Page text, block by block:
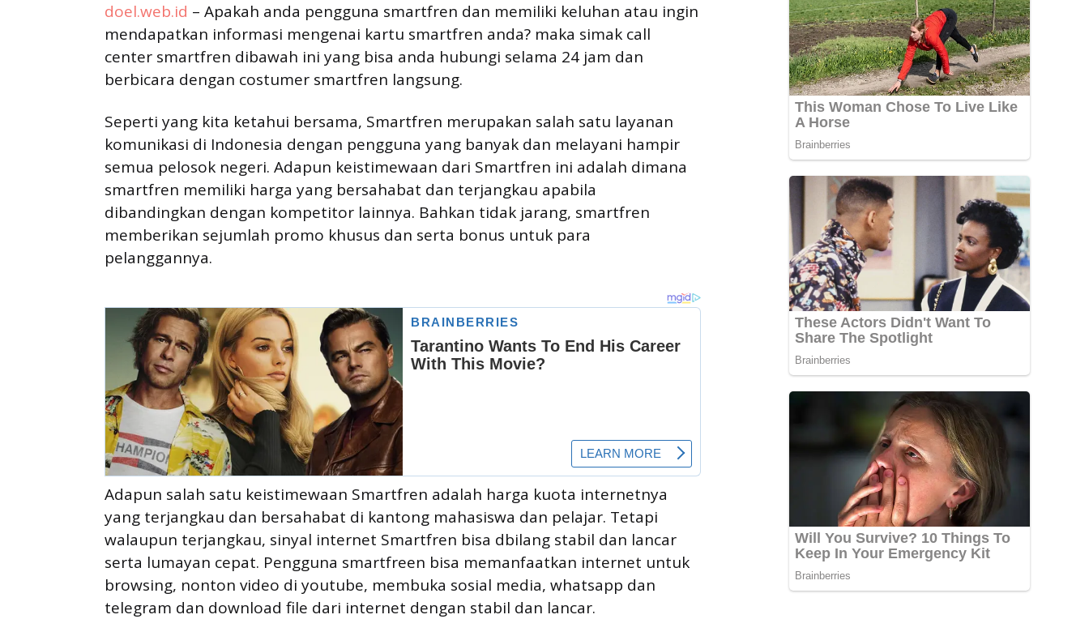
doel.web.id – Apakah anda pengguna smartfren dan memiliki keluhan atau ingin
mendapatkan informasi mengenai kartu smartfren anda? maka simak call
center smartfren dibawah ini yang bisa anda hubungi selama 24 jam dan
berbicara dengan costumer smartfren langsung.
Seperti yang kita ketahui bersama, Smartfren merupakan salah satu layanan
komunikasi di Indonesia dengan pengguna yang banyak dan melayani hampir
semua pelosok negeri. Adapun keistimewaan dari Smartfren ini adalah dimana
smartfren memiliki harga yang bersahabat dan terjangkau apabila
dibandingkan dengan kompetitor lainnya. Bahkan tidak jarang, smartfren
memberikan sejumlah promo khusus dan serta bonus untuk para
pelanggannya.
Adapun salah satu keistimewaan Smartfren adalah harga kuota internetnya
yang terjangkau dan bersahabat di kantong mahasiswa dan pelajar. Tetapi
walaupun terjangkau, sinyal internet Smartfren bisa dbilang stabil dan lancar
serta lumayan cepat. Pengguna smartfreen bisa memanfaatkan internet untuk
browsing, nonton video di youtube, membuka sosial media, whatsapp dan
telegram dan download file dari internet dengan stabil dan lancar.